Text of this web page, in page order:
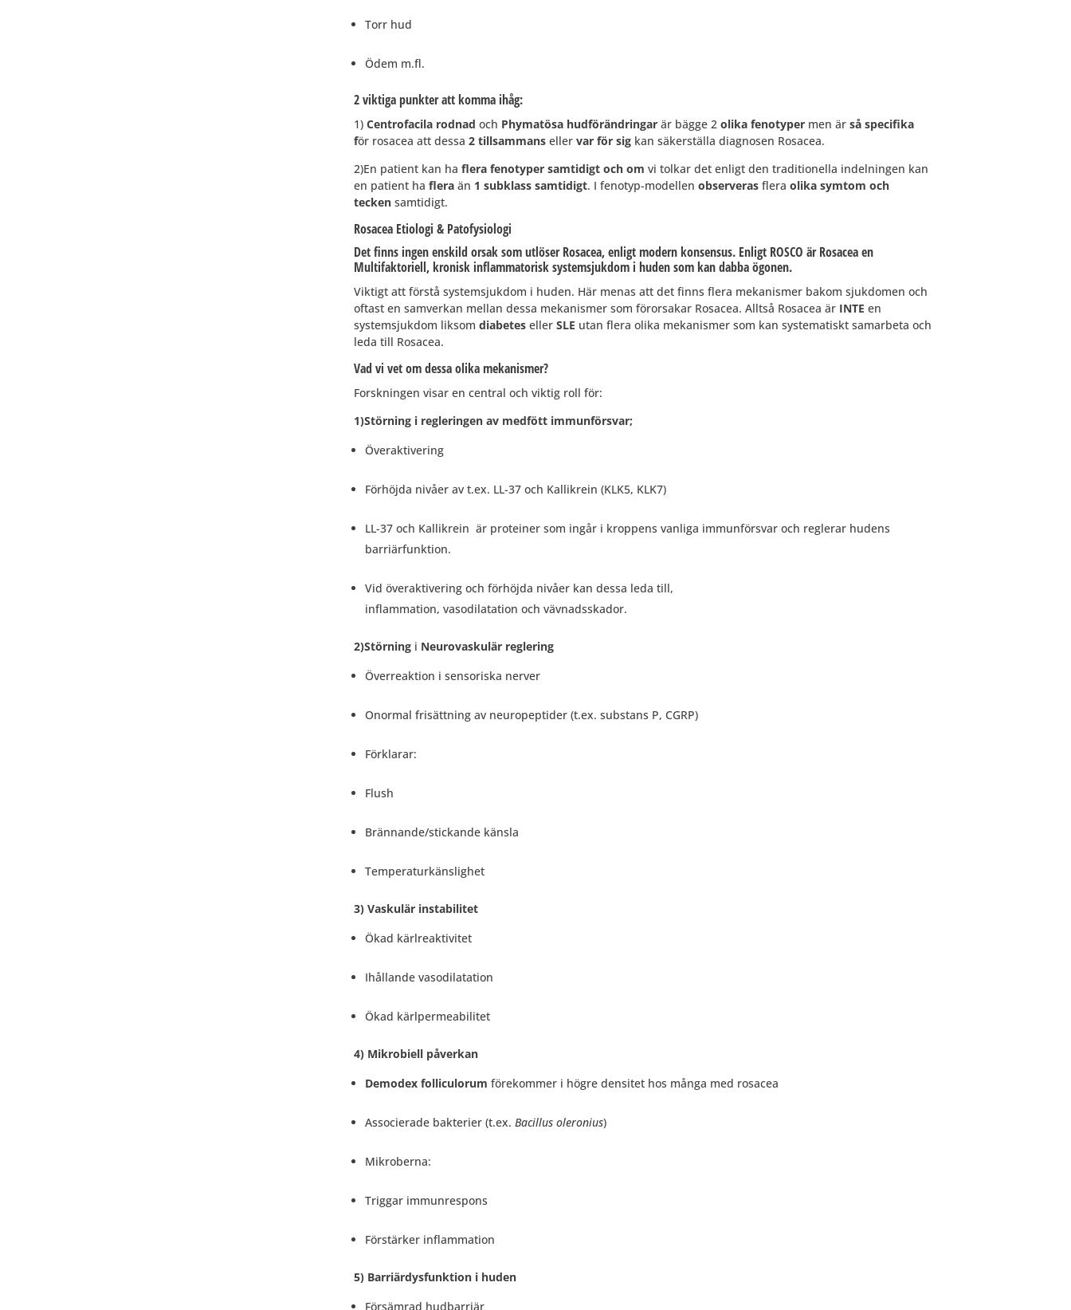
Torr hud
Ödem m.fl.
2 viktiga punkter att komma ihåg:
1) Centrofacila rodnad och Phymatösa hudförändringarär bägge 2 olika fenotypermen är så specifika
för rosacea att dessa 2 tillsammanseller var för sig kan säkerställa diagnosen Rosacea.
2)En patient kan ha flera fenotyper samtidigt och om vi tolkar det enligt den traditionella indelningen kan
en patient ha flera än 1 subklass samtidigt. I fenotyp-modellen observerasflera olika symtom och
tecken samtidigt.
Rosacea Etiologi & Patofysiologi
Det finns ingen enskild orsaksom utlöser Rosacea, enligt modern konsensus. Enligt ROSCO är Rosacea en
Multifaktoriell, kronisk inflammatorisk systemsjukdom i huden som kan dabba ögonen.
Viktigt att förstå systemsjukdom i huden. Här menas att det finns flera mekanismer bakom sjukdomen och
oftast en samverkan mellan dessa mekanismer som förorsakar Rosacea. Alltså Rosacea är INTE en
systemsjukdom liksom diabeteseller SLE utan flera olika mekanismer som kan systematiskt samarbeta och
leda till Rosacea.
Vad vi vet om dessa olika mekanismer?
Forskningen visar en central och viktig roll för:
1)Störning i regleringen av medfött immunförsvar;
Överaktivering
Förhöjda nivåer av t.ex. LL-37 och Kallikrein (KLK5, KLK7)
LL-37 och Kallikrein är proteiner som ingår i kroppens vanliga immunförsvar och reglerar hudens
barriärfunktion.
Vid överaktivering och förhöjda nivåer kan dessa leda till,
inflammation, vasodilatation och vävnadsskador.
2)Störningi Neurovaskulär reglering
Överreaktion i sensoriska nerver
Onormal frisättning av neuropeptider (t.ex. substans P, CGRP)
Förklarar:
Flush
Brännande/stickande känsla
Temperaturkänslighet
3) Vaskulär instabilitet
Ökad kärlreaktivitet
Ihållande vasodilatation
Ökad kärlpermeabilitet
4) Mikrobiell påverkan
Demodex folliculorum förekommer i högre densitet hos många med rosacea
Associerade bakterier (t.ex. Bacillus oleronius)
Mikroberna:
Triggar immunrespons
Förstärker inflammation
5) Barriärdysfunktion i huden
Försämrad hudbarriär